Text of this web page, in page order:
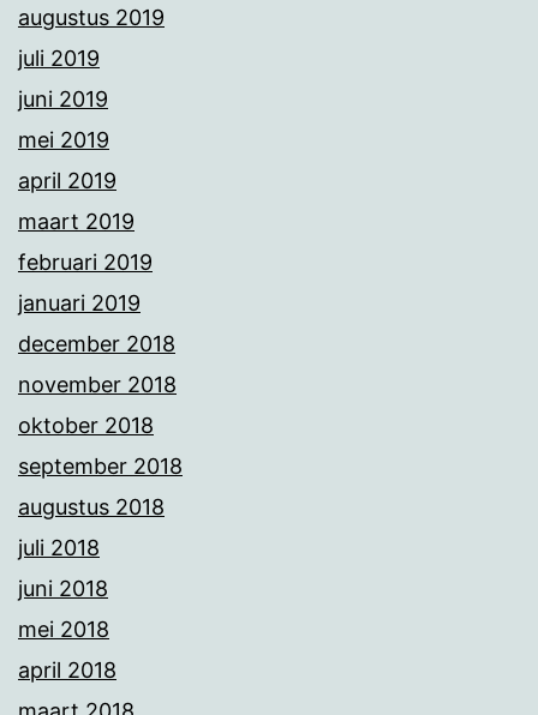
augustus 2019
juli 2019
juni 2019
mei 2019
april 2019
maart 2019
februari 2019
januari 2019
december 2018
november 2018
oktober 2018
september 2018
augustus 2018
juli 2018
juni 2018
mei 2018
april 2018